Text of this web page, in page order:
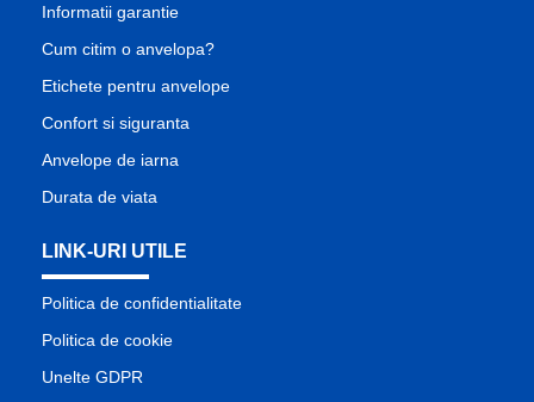
Informatii garantie
Cum citim o anvelopa?
Etichete pentru anvelope
Confort si siguranta
Anvelope de iarna
Durata de viata
LINK-URI UTILE
Politica de confidentialitate
Politica de cookie
Unelte GDPR